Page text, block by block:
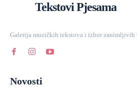
Tekstovi Pjesama
Galerija muzičkih tekstova i izbor zanimljivih
Novosti